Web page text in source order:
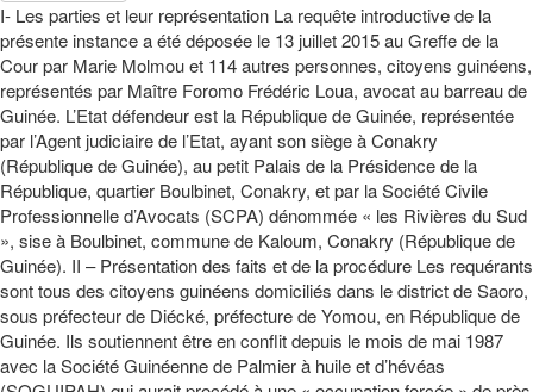
I- Les parties et leur représentation La requête introductive de la
présente instance a été déposée le 13 juillet 2015 au Greffe de la
Cour par Marie Molmou et 114 autres personnes, citoyens guinéens,
représentés par Maître Foromo Frédéric Loua, avocat au barreau de
Guinée. L’Etat défendeur est la République de Guinée, représentée
par l’Agent judiciaire de l’Etat, ayant son siège à Conakry
(République de Guinée), au petit Palais de la Présidence de la
République, quartier Boulbinet, Conakry, et par la Société Civile
Professionnelle d’Avocats (SCPA) dénommée « les Rivières du Sud
», sise à Boulbinet, commune de Kaloum, Conakry (République de
Guinée). II – Présentation des faits et de la procédure Les requérants
sont tous des citoyens guinéens domiciliés dans le district de Saoro,
sous préfecteur de Diécké, préfecture de Yomou, en République de
Guinée. Ils soutiennent être en conflit depuis le mois de mai 1987
avec la Société Guinéenne de Palmier à huile et d’hévéas